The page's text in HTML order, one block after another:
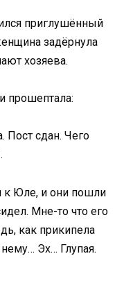
приглушённый
задёрнула
хозяева.
прошептала:
Пост сдан. Чего
к Юле, и они пошли
Мне-то что его
как прикипела
Эх… Глупая.